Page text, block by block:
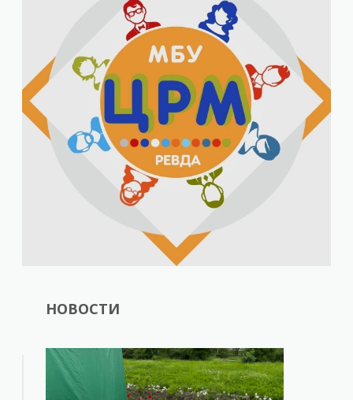
новостями сайта, будьте в
курсе событий, принимайте
участие в наших акциях!
НОВОСТИ